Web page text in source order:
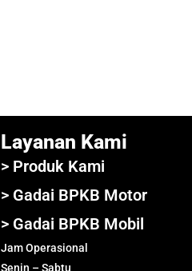
Layanan Kami
> Produk Kami
> Gadai BPKB Motor
> Gadai BPKB Mobil
Jam Operasional
Senin – Sabtu